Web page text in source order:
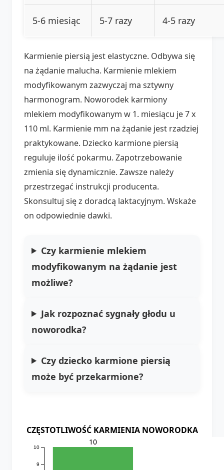
5-6 miesiąc 5-7 razy 4-5 razy
Karmienie piersią jest elastyczne. Odbywa się
na żądanie malucha. Karmienie mlekiem
modyfikowanym zazwyczaj ma sztywny
harmonogram. Noworodek karmiony
mlekiem modyfikowanym w 1. miesiącu je 7 x
110 ml. Karmienie mm na żądanie jest rzadziej
praktykowane. Dziecko karmione piersią
reguluje ilość pokarmu. Zapotrzebowanie
zmienia się dynamicznie. Zawsze należy
przestrzegać instrukcji producenta.
Skonsultuj się z doradcą laktacyjnym. Wskaże
on odpowiednie dawki.
Czy karmienie mlekiem
modyfikowanym na żądanie jest
możliwe?
Jak rozpoznać sygnały głodu u
noworodka?
Czy dziecko karmione piersią
może być przekarmione?
CZĘSTOTLIWOŚĆ KARMIENIA NOWORODKA
9
10
10